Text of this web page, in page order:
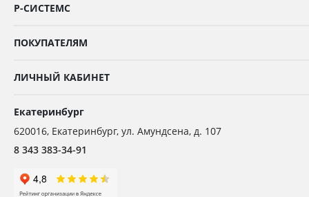
Р-СИСТЕМС
ПОКУПАТЕЛЯМ
ЛИЧНЫЙ КАБИНЕТ
Екатеринбург
620016, Екатеринбург, ул. Амундсена, д. 107
8 343 383-34-91